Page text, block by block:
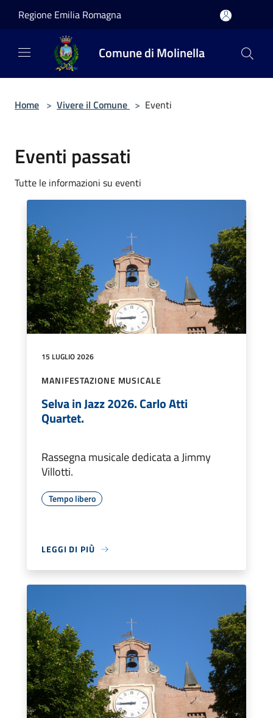
Regione Emilia Romagna
Comune di Molinella
Home > Vivere il Comune > Eventi
Eventi passati
Tutte le informazioni su eventi
15 LUGLIO 2026
MANIFESTAZIONE MUSICALE
Selva in Jazz 2026. Carlo Atti
Quartet.
Rassegna musicale dedicata a Jimmy
Villotti.
Tempo libero
LEGGI DI PIÙ